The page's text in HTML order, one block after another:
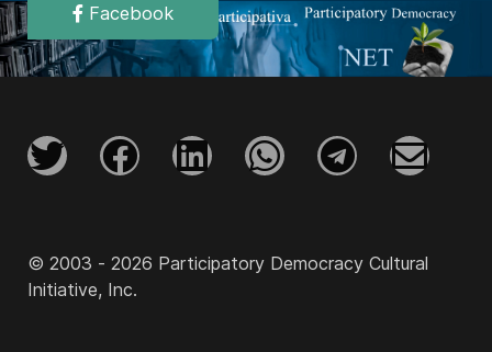
Facebook
© 2003 - 2026 Participatory Democracy Cultural
Initiative, Inc.